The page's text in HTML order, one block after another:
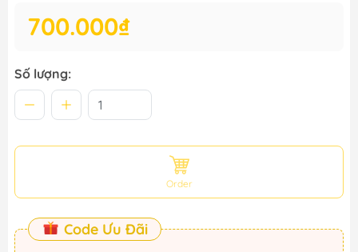
700.000₫
Số lượng:
Order
Code Ưu Đãi